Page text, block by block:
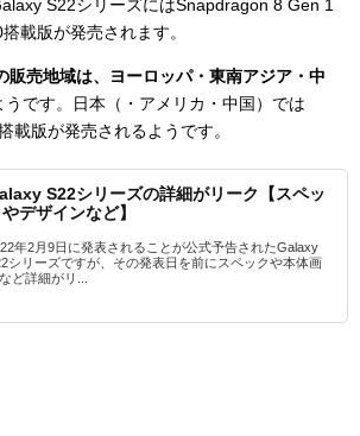
S22シリーズにはSnapdragon 8 Gen 1
載版が発売されます。
売地域は、ヨーロッパ・東南アジア・中
うです。日本（・アメリカ・中国）では
載版が発売されるようです。
S22シリーズの詳細がリーク【スペッ
デザインなど】
年2月9日に発表されることが公式予告されたGalaxy
シリーズですが、その発表日を前にスペックや本体画
ど詳細がリ...